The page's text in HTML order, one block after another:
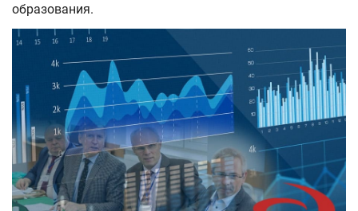
образования.